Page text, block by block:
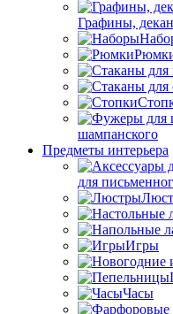
Графины,
шампанского
Предметы интерьера
для
Игры
Часы